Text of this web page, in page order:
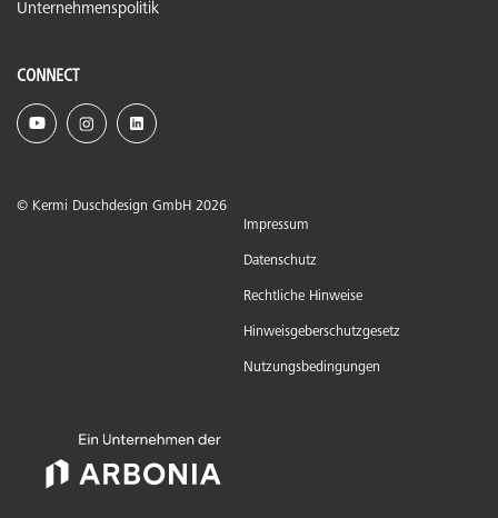
Unternehmenspolitik
CONNECT
© Kermi Duschdesign GmbH 2026
Impressum
Datenschutz
Rechtliche Hinweise
Hinweisgeberschutzgesetz
Nutzungsbedingungen